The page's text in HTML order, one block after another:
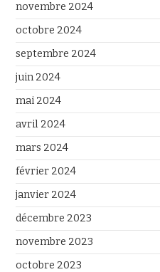
novembre 2024
octobre 2024
septembre 2024
juin 2024
mai 2024
avril 2024
mars 2024
février 2024
janvier 2024
décembre 2023
novembre 2023
octobre 2023